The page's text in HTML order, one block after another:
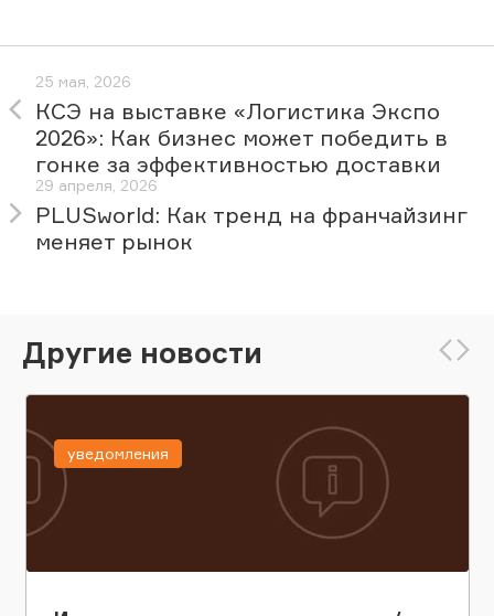
25 мая, 2026
КСЭ на выставке «Логистика Экспо
2026»: Как бизнес может победить в
гонке за эффективностью доставки
29 апреля, 2026
PLUSworld: Как тренд на франчайзинг
меняет рынок
Другие новости
уведомления